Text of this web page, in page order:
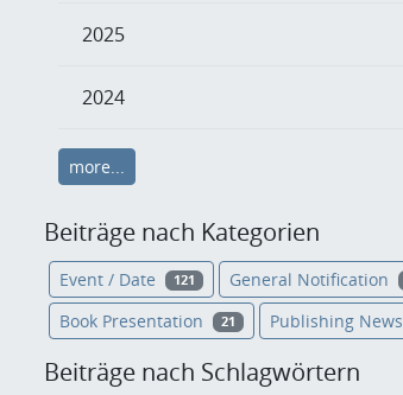
2025
2024
more...
Beiträge nach Kategorien
Event / Date 121 General Notification
Book Presentation 21 Publishing News
Beiträge nach Schlagwörtern